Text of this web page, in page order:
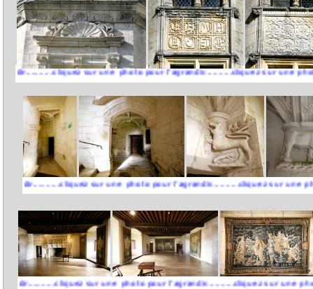
sur une photo pour l'agrandir..........cliquez sur une photo
sur une photo pour l'agrandir..........cliquez sur une photo
sur une photo pour l'agrandir..........cliquez sur une photo